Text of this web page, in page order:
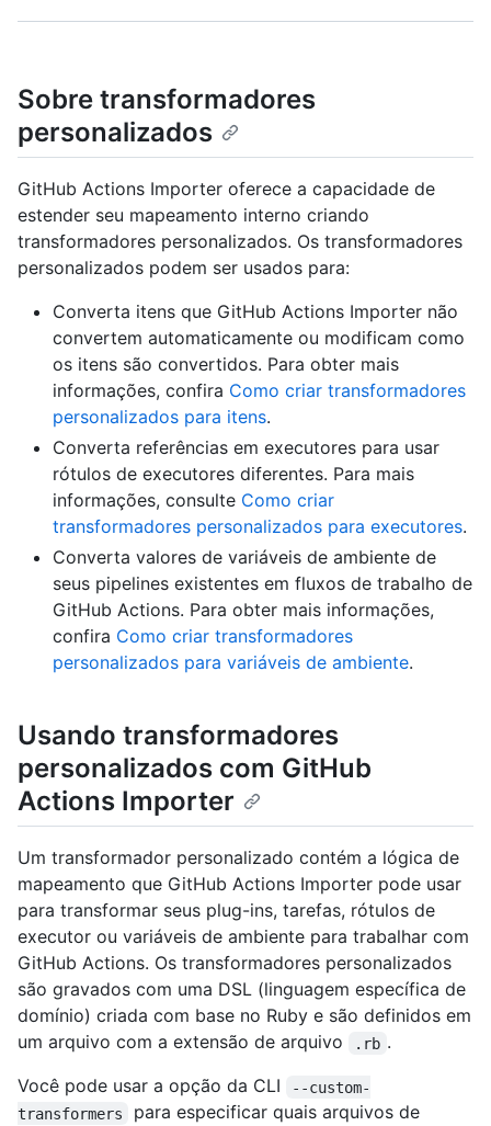
Sobre transformadores
personalizados
GitHub Actions Importer oferece a capacidade de
estender seu mapeamento interno criando
transformadores personalizados. Os transformadores
personalizados podem ser usados para:
Converta itens que GitHub Actions Importer não
convertem automaticamente ou modificam como
os itens são convertidos. Para obter mais
informações, confira Como criar transformadores
personalizados para itens.
Converta referências em executores para usar
rótulos de executores diferentes. Para mais
informações, consulte Como criar
transformadores personalizados para executores.
Converta valores de variáveis de ambiente de
seus pipelines existentes em fluxos de trabalho de
GitHub Actions. Para obter mais informações,
confira Como criar transformadores
personalizados para variáveis de ambiente.
Usando transformadores
personalizados com GitHub
Actions Importer
Um transformador personalizado contém a lógica de
mapeamento que GitHub Actions Importer pode usar
para transformar seus plug-ins, tarefas, rótulos de
executor ou variáveis de ambiente para trabalhar com
GitHub Actions. Os transformadores personalizados
são gravados com uma DSL (linguagem específica de
domínio) criada com base no Ruby e são definidos em
um arquivo com a extensão de arquivo
.rb .
Você pode usar a opção da CLI
--custom-
transformers
para especificar quais arquivos de